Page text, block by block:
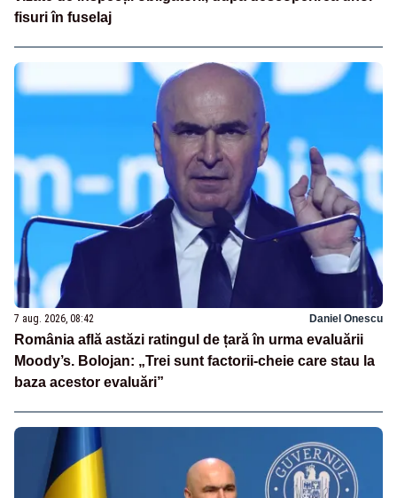
fisuri în fuselaj
7 aug. 2026, 08:42 Daniel Onescu
România află astăzi ratingul de țară în urma evaluării
Moody’s. Bolojan: „Trei sunt factorii-cheie care stau la
baza acestor evaluări”